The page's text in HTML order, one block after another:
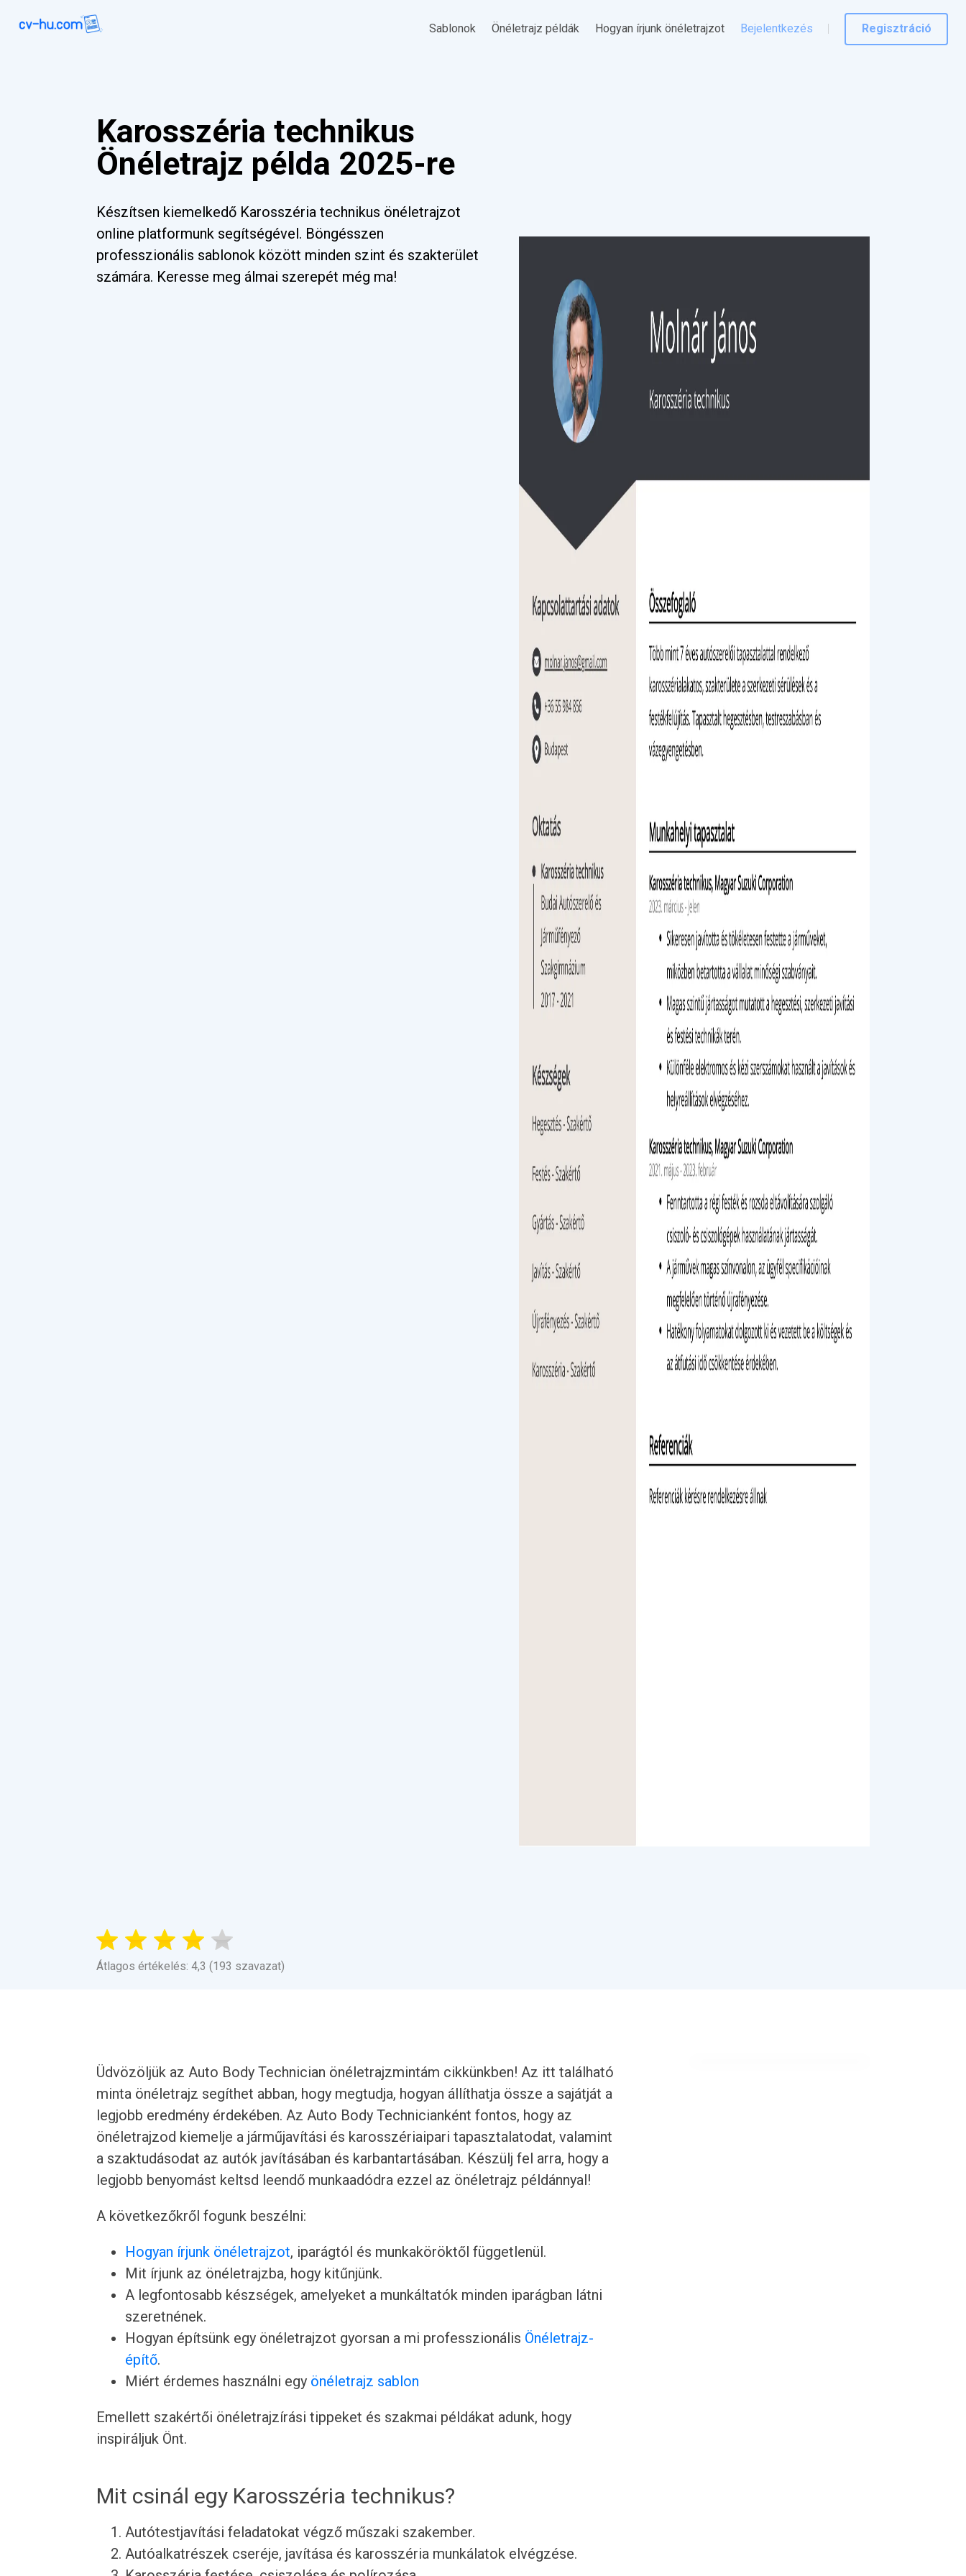
Sablonok Önéletrajz példák Hogyan írjunk önéletrajzot Bejelentkezés Regisztráció
Karosszéria technikus
Önéletrajz példa 2025-re
Készítsen kiemelkedő Karosszéria technikus önéletrajzot
online platformunk segítségével. Böngésszen
professzionális sablonok között minden szint és szakterület
számára. Keresse meg álmai szerepét még ma!
Átlagos értékelés: 4,3 (193 szavazat)
Üdvözöljük az Auto Body Technician önéletrajzmintám cikkünkben! Az itt található
minta önéletrajz segíthet abban, hogy megtudja, hogyan állíthatja össze a sajátját a
legjobb eredmény érdekében. Az Auto Body Technicianként fontos, hogy az
önéletrajzod kiemelje a járműjavítási és karosszériaipari tapasztalatodat, valamint
a szaktudásodat az autók javításában és karbantartásában. Készülj fel arra, hogy a
legjobb benyomást keltsd leendő munkaadódra ezzel az önéletrajz példánnyal!
A következőkről fogunk beszélni:
Hogyan írjunk önéletrajzot, iparágtól és munkaköröktől függetlenül.
Mit írjunk az önéletrajzba, hogy kitűnjünk.
A legfontosabb készségek, amelyeket a munkáltatók minden iparágban látni
szeretnének.
Hogyan építsünk egy önéletrajzot gyorsan a mi professzionális Önéletrajz-
építő.
Miért érdemes használni egy önéletrajz sablon
Emellett szakértői önéletrajzírási tippeket és szakmai példákat adunk, hogy
inspiráljuk Önt.
Mit csinál egy Karosszéria technikus?
Autótestjavítási feladatokat végző műszaki szakember.
Autóalkatrészek cseréje, javítása és karosszéria munkálatok elvégzése.